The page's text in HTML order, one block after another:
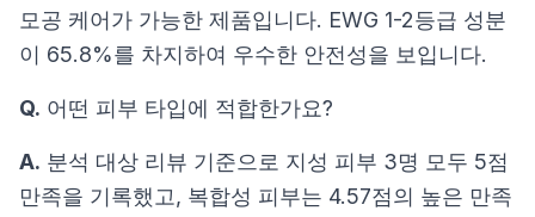
모공 케어가 가능한 제품입니다. EWG 1-2등급 성분
이 65.8%를 차지하여 우수한 안전성을 보입니다.
Q. 어떤 피부 타입에 적합한가요?
A. 분석 대상 리뷰 기준으로 지성 피부 3명 모두 5점
만족을 기록했고, 복합성 피부는 4.57점의 높은 만족